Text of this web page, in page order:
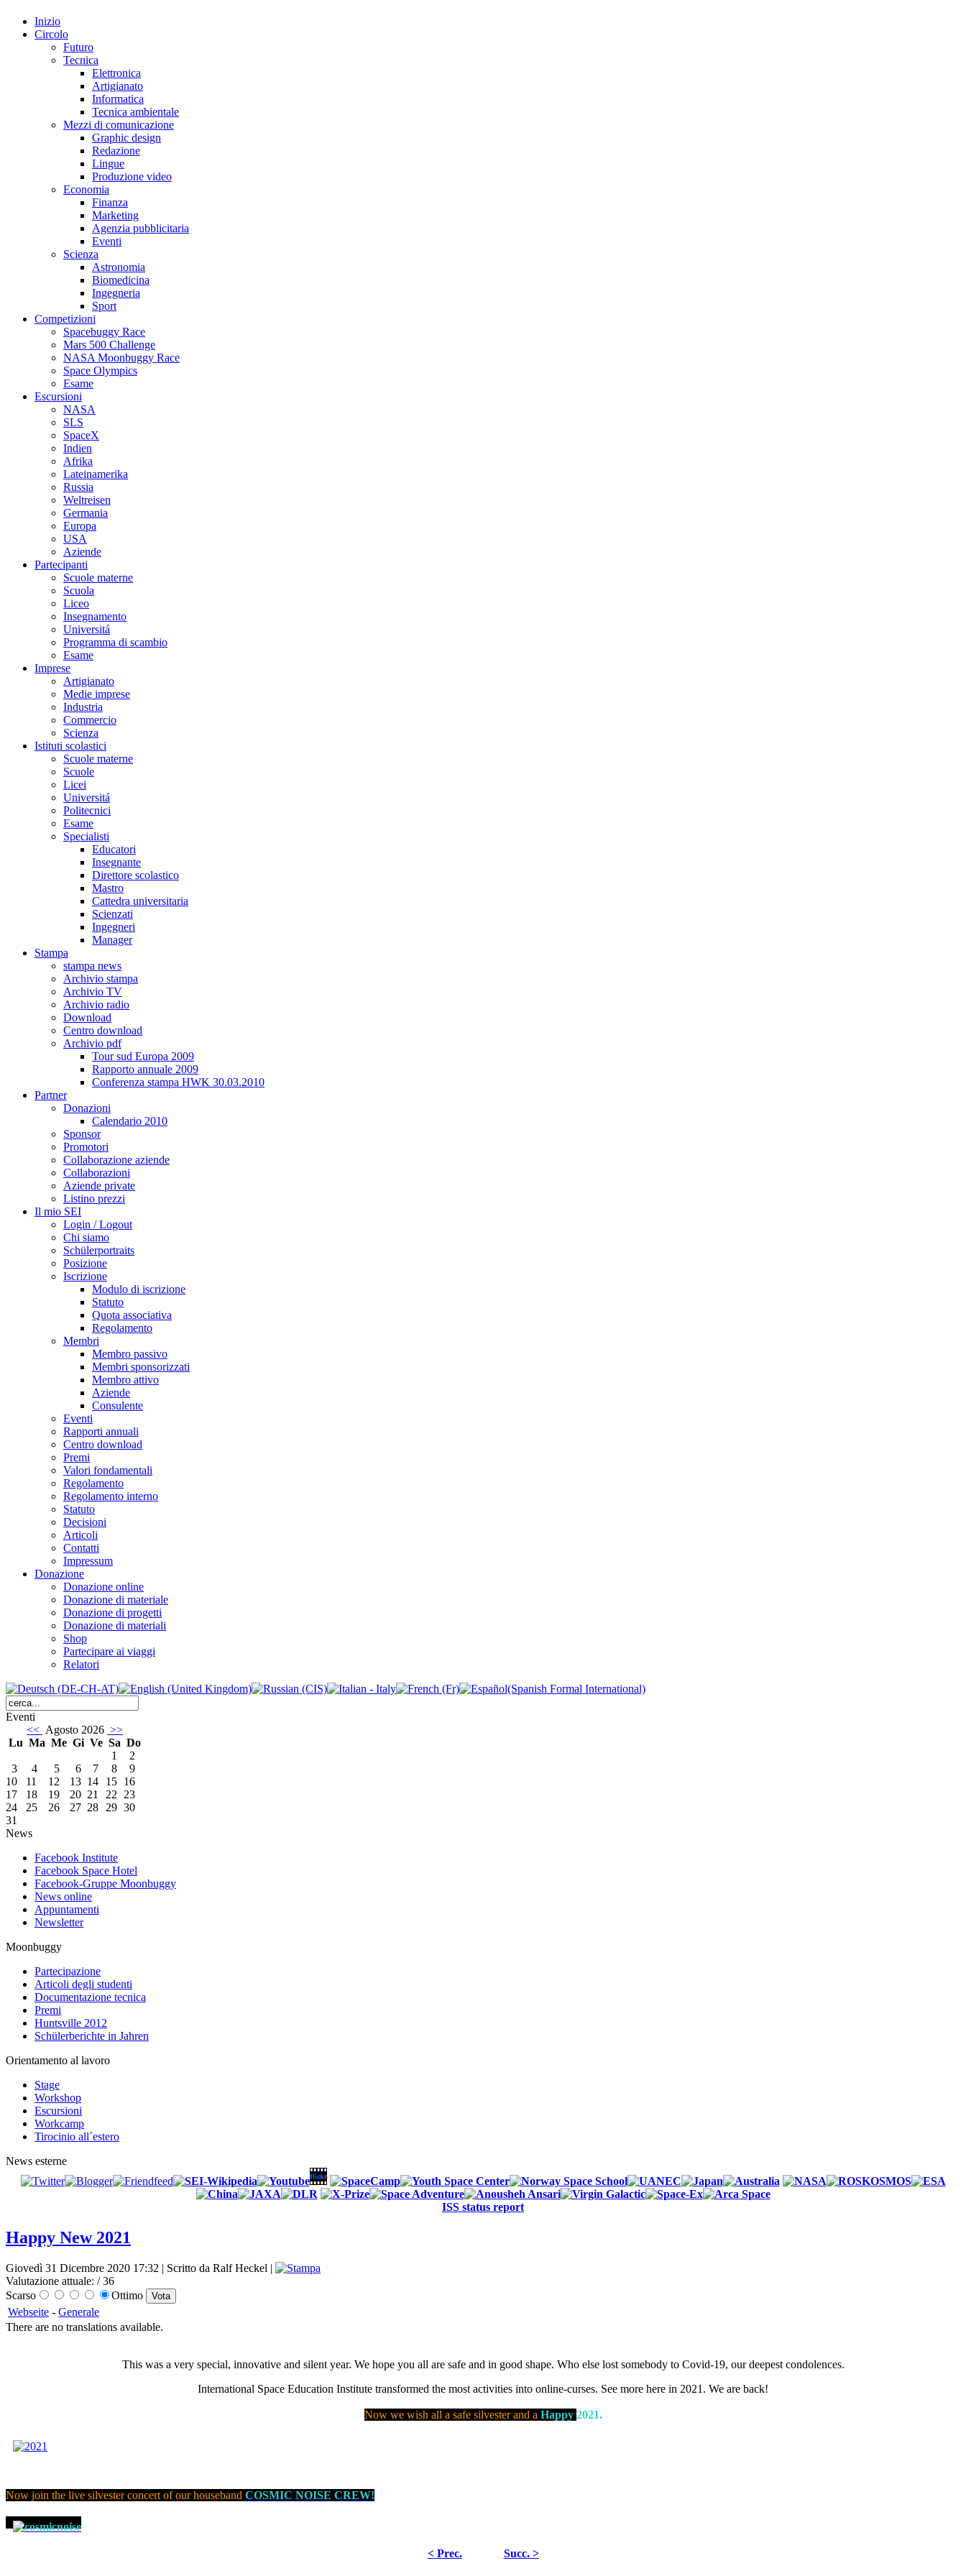
Inizio
Circolo
Futuro
Tecnica
Elettronica
Artigianato
Informatica
Tecnica ambientale
Mezzi di comunicazione
Graphic design
Redazione
Lingue
Produzione video
Economia
Finanza
Marketing
Agenzia pubblicitaria
Eventi
Scienza
Astronomia
Biomedicina
Ingegneria
Sport
Competizioni
Spacebuggy Race
Mars 500 Challenge
NASA Moonbuggy Race
Space Olympics
Esame
Escursioni
NASA
SLS
SpaceX
Indien
Afrika
Lateinamerika
Russia
Weltreisen
Germania
Europa
USA
Aziende
Partecipanti
Scuole materne
Scuola
Liceo
Insegnamento
Universitá
Programma di scambio
Esame
Imprese
Artigianato
Medie imprese
Industria
Commercio
Scienza
Istituti scolastici
Scuole materne
Scuole
Licei
Universitá
Politecnici
Esame
Specialisti
Educatori
Insegnante
Direttore scolastico
Mastro
Cattedra universitaria
Scienzati
Ingegneri
Manager
Stampa
stampa news
Archivio stampa
Archivio TV
Archivio radio
Download
Centro download
Archivio pdf
Tour sud Europa 2009
Rapporto annuale 2009
Conferenza stampa HWK 30.03.2010
Partner
Donazioni
Calendario 2010
Sponsor
Promotori
Collaborazione aziende
Collaborazioni
Aziende private
Listino prezzi
Il mio SEI
Login / Logout
Chi siamo
Schülerportraits
Posizione
Iscrizione
Modulo di iscrizione
Statuto
Quota associativa
Regolamento
Membri
Membro passivo
Membri sponsorizzati
Membro attivo
Aziende
Consulente
Eventi
Rapporti annuali
Centro download
Premi
Valori fondamentali
Regolamento
Regolamento interno
Statuto
Decisioni
Articoli
Contatti
Impressum
Donazione
Donazione online
Donazione di materiale
Donazione di progetti
Donazione di materiali
Shop
Partecipare ai viaggi
Relatori
Eventi
<< Agosto 2026 >>
Lu Ma Me Gi Ve Sa Do
1
2
3
4 5 6 7 8
9
10
11 12 13 14 15 16
17
18 19 20 21 22 23
24
25 26 27 28 29 30
31
News
Facebook Institute
Facebook Space Hotel
Facebook-Gruppe Moonbuggy
News online
Appuntamenti
Newsletter
Moonbuggy
Partecipazione
Articoli degli studenti
Documentazione tecnica
Premi
Huntsville 2012
Schülerberichte in Jahren
Orientamento al lavoro
Stage
Workshop
Escursioni
Workcamp
Tirocinio all´estero
News esterne
ISS status report
Happy New 2021
Giovedì 31 Dicembre 2020 17:32 | Scritto da Ralf Heckel |
Valutazione attuale: / 36
Scarso
Ottimo
Webseite - Generale
There are no translations available.
This was a very special, innovative and silent year. We hope you all are safe and in good shape. Who else lost somebody to Covid-19, our deepest condolences.
International Space Education Institute transformed the most activities into online-curses. See more here in 2021. We are back!
Now we wish all a safe silvester and a Happy 2021.
Now join the live silvester concert of our houseband COSMIC NOISE CREW!
< Prec. Succ. >